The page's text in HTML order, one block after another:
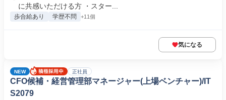
に共感いただける方 ・スター...
歩合給あり 学歴不問 +11個
気になる
NEW 正社員
CFO候補・経営管理部マネージャー(上場ベンチャー)/IT
S2079